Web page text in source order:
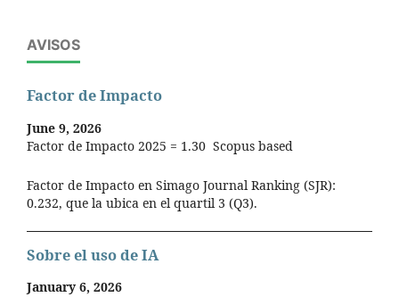
AVISOS
Factor de Impacto
June 9, 2026
Factor de Impacto 2025 = 1.30 Scopus based
Factor de Impacto en Simago Journal Ranking (SJR):
0.232, que la ubica en el quartil 3 (Q3).
Sobre el uso de IA
January 6, 2026